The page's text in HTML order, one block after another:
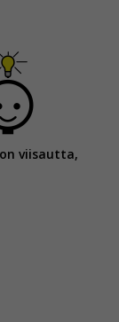
viisautta,